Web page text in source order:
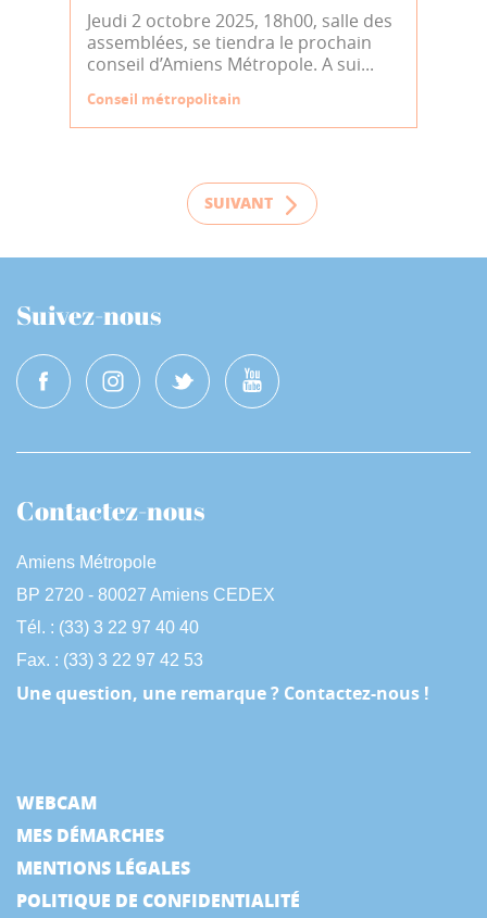
Jeudi 2 octobre 2025, 18h00, salle des
assemblées, se tiendra le prochain
conseil d’Amiens Métropole. A sui...
Conseil métropolitain
SUIVANT
Suivez-nous
Contactez-nous
Amiens Métropole
BP 2720 - 80027 Amiens CEDEX
Tél. : (33) 3 22 97 40 40
Fax. : (33) 3 22 97 42 53
Une question, une remarque ? Contactez-nous !
WEBCAM
MES DÉMARCHES
MENTIONS LÉGALES
POLITIQUE DE CONFIDENTIALITÉ